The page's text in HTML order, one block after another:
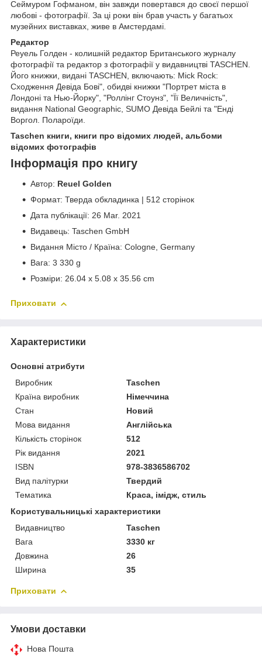
Сеймуром Гофманом, він завжди повертався до своєї першої
любові - фотографії. За ці роки він брав участь у багатьох
музейних виставках, живе в Амстердамі.
Редактор
Реуель Голден - колишній редактор Британського журналу
фотографії та редактор з фотографії у видавництві TASCHEN.
Його книжки, видані TASCHEN, включають: Mick Rock:
Сходження Девіда Бові", обидві книжки "Портрет міста в
Лондоні та Нью-Йорку", "Роллінг Стоунз", "Її Величність",
видання National Geographic, SUMO Девіда Бейлі та "Енді
Воргол. Полароїди.
Taschen книги, книги про відомих людей, альбоми
відомих фотографів
Інформація про книгу
Автор: Reuel Golden
Формат: Тверда обкладинка | 512 сторінок
Дата публікації: 26 Mar. 2021
Видавець: Taschen GmbH
Видання Місто / Країна: Cologne, Germany
Вага: 3 330 g
Розміри: 26.04 x 5.08 x 35.56 cm
Приховати
Характеристики
Основні атрибути
Виробник
Taschen
Країна виробник
Німеччина
Стан
Новий
Мова видання
Англійська
Кількість сторінок
512
Рік видання
2021
ISBN
978-3836586702
Вид палітурки
Твердий
Тематика
Краса, імідж, стиль
Користувальницькі характеристики
Видавництво
Taschen
Вага
3330 кг
Довжина
26
Ширина
35
Приховати
Умови доставки
Нова Пошта